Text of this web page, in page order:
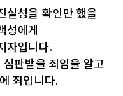
실성을 확인만 했을
성에게
자입니다.
판받을 죄임을 알고
죄입니다.